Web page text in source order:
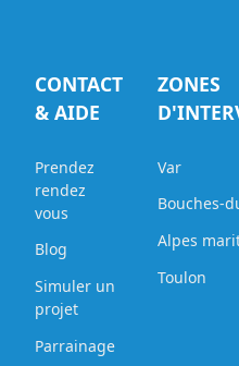
CONTACT
& AIDE
Prendez
rendez
vous
Blog
Simuler un
projet
Parrainage
ZONES
Var
Bouches-
Alpes
Toulon